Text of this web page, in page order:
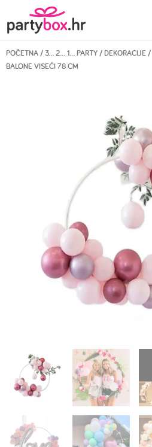
POČETNA/3… 2… 1… PARTY/DEKORACIJE/
BALONE VISEĆI 78 CM